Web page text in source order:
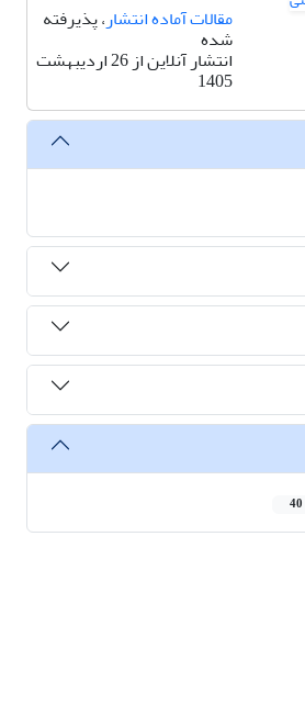
مقالات آماده انتشار، پذیرفته
شده
انتشار آنلاین از 26 اردیبهشت
1405
40